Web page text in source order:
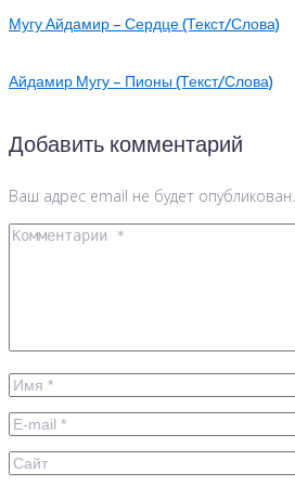
Мугу Айдамир – Сердце (Текст/Слова)
Айдамир Мугу – Пионы (Текст/Слова)
Добавить комментарий
Ваш адрес email не будет опубликован.